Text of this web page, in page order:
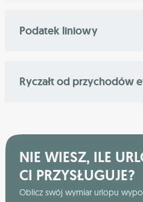
Podatek liniowy
Ryczałt od przychodów
NIE WIESZ, ILE
CI PRZYSŁUGUJE?
Oblicz swój wymiar urlopu